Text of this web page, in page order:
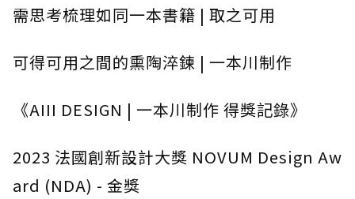
需思考梳理如同一本書籍 | 取之可用
可得可用之間的熏陶淬鍊 | 一本川制作
《AIII DESIGN | 一本川制作 得獎記錄》
2023 法國創新設計大獎 NOVUM Design Aw
ard (NDA) - 金獎